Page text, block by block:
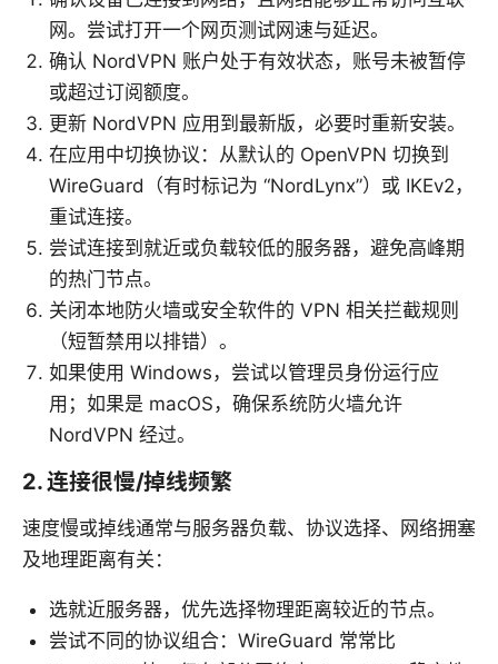
网。尝试打开一个网页测试网速与延迟。
确认 NordVPN 账户处于有效状态，账号未被暂停
或超过订阅额度。
更新 NordVPN 应用到最新版，必要时重新安装。
在应用中切换协议：从默认的 OpenVPN 切换到
WireGuard（有时标记为 “NordLynx”）或 IKEv2，
重试连接。
尝试连接到就近或负载较低的服务器，避免高峰期
的热门节点。
关闭本地防火墙或安全软件的 VPN 相关拦截规则
（短暂禁用以排错）。
如果使用 Windows，尝试以管理员身份运行应
用；如果是 macOS，确保系统防火墙允许
NordVPN 经过。
2. 连接很慢/掉线频繁
速度慢或掉线通常与服务器负载、协议选择、网络拥塞
及地理距离有关：
选就近服务器，优先选择物理距离较近的节点。
尝试不同的协议组合：WireGuard 常常比